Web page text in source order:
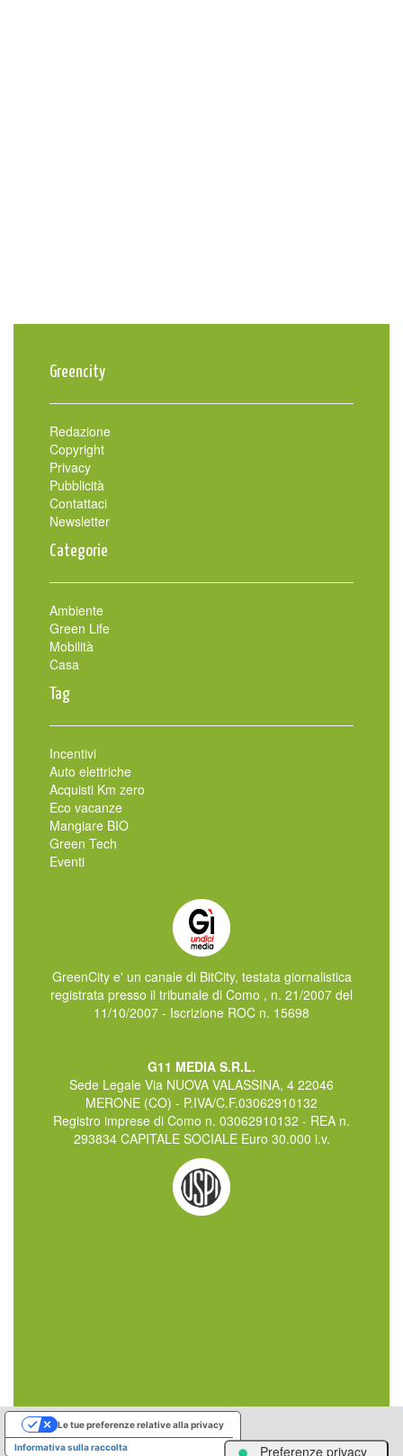
Greencity
Redazione
Copyright
Privacy
Pubblicità
Contattaci
Newsletter
Categorie
Ambiente
Green Life
Mobilità
Casa
Tag
Incentivi
Auto elettriche
Acquisti Km zero
Eco vacanze
Mangiare BIO
Green Tech
Eventi
GreenCity e' un canale di BitCity, testata giornalistica
registrata presso il tribunale di Como , n. 21/2007 del
11/10/2007 - Iscrizione ROC n. 15698
G11 MEDIA S.R.L.
Sede Legale Via NUOVA VALASSINA, 4 22046
MERONE (CO) - P.IVA/C.F.03062910132
Registro imprese di Como n. 03062910132 - REA n.
293834 CAPITALE SOCIALE Euro 30.000 i.v.
Informativa sulla raccolta
Le tue preferenze relative alla privacy